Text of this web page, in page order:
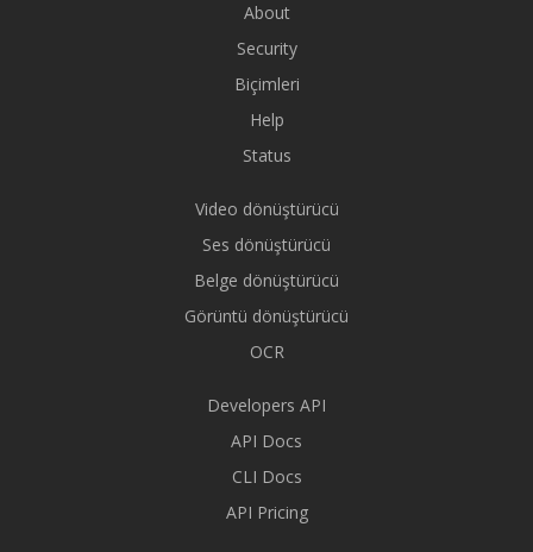
About
Security
Biçimleri
Help
Status
Video dönüştürücü
Ses dönüştürücü
Belge dönüştürücü
Görüntü dönüştürücü
OCR
Developers API
API Docs
CLI Docs
API Pricing